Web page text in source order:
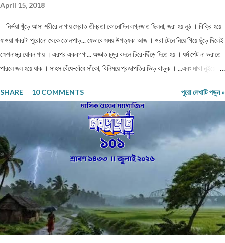
April 15, 2018
নির্ভয়া খুঁড়ে আসা শরীরে লাগায় স্রোত তীব্রতা কোনোদিন লগ্নজাত ছিলনা, জরা হয় লুঠ । বিক্রি হয়ে
যাওয়া খবরটা পুরোনো থেকে তোলপাড়... যেভাবে সময় উপত্যকা আজ । ওরা টেনে নিয়ে গিয়ে ছুঁড়ে দিলেই
ক্ষেপনাস্ত্র যৌবন পায় । এরপর একবগগা... অজ্ঞাত চুমুর বদলে চিরে-ছিঁড়ে দিতে হয় । ধর্ম পেট না ভরাতে
পারলে জল হয়ে যাক । সাহস বেঁধে-বেঁধে সাঁকো, বিনিময়ে প্রজাপতির ভিড় বাড়ুক । ...এবং মাথা নুইয়ে
রোধহীন । কাল্পনিক চরিত্ররা এখনও চোখে চোখ ঠুকেই বেঁচে থাকে স্বরচিত ।
........................ বিজয়ন্ত সরকার মিলন পাড়া, রায়গঞ্জ উত্তর দিনাজপুর
SHARE 10 COMMENTS পুরো লেখাটি পড়ুন »